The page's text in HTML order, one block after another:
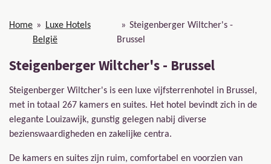
Home »
Luxe Hotels
België
» Steigenberger Wiltcher's -
Brussel
Steigenberger Wiltcher's - Brussel
Steigenberger Wiltcher's is een luxe vijfsterrenhotel in Brussel,
met in totaal 267 kamers en suites. Het hotel bevindt zich in de
elegante Louizawijk, gunstig gelegen nabij diverse
bezienswaardigheden en zakelijke centra.
De kamers en suites zijn ruim, comfortabel en voorzien van